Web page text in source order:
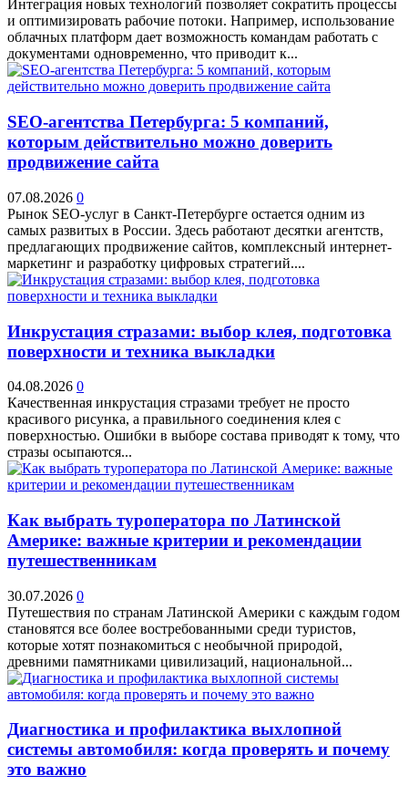
Интеграция новых технологий позволяет сократить процессы
и оптимизировать рабочие потоки. Например, использование
облачных платформ дает возможность командам работать с
документами одновременно, что приводит к...
SEO-агентства Петербурга: 5 компаний,
которым действительно можно доверить
продвижение сайта
07.08.2026 0
Рынок SEO-услуг в Санкт-Петербурге остается одним из
самых развитых в России. Здесь работают десятки агентств,
предлагающих продвижение сайтов, комплексный интернет-
маркетинг и разработку цифровых стратегий....
Инкрустация стразами: выбор клея, подготовка
поверхности и техника выкладки
04.08.2026 0
Качественная инкрустация стразами требует не просто
красивого рисунка, а правильного соединения клея с
поверхностью. Ошибки в выборе состава приводят к тому, что
стразы осыпаются...
Как выбрать туроператора по Латинской
Америке: важные критерии и рекомендации
путешественникам
30.07.2026 0
Путешествия по странам Латинской Америки с каждым годом
становятся все более востребованными среди туристов,
которые хотят познакомиться с необычной природой,
древними памятниками цивилизаций, национальной...
Диагностика и профилактика выхлопной
системы автомобиля: когда проверять и почему
это важно